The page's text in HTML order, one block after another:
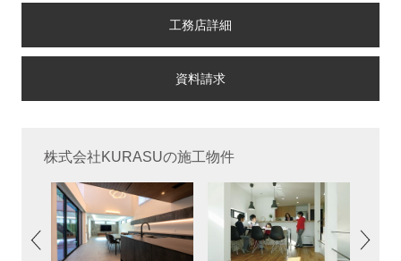
工務店詳細
株式会社KURASUの施工物件